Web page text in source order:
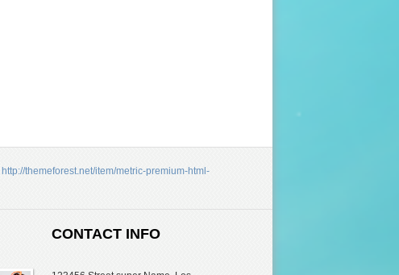
http://themeforest.net/item/metric-premium-html-
CONTACT INFO